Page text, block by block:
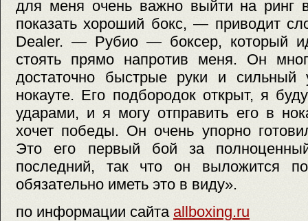
для меня очень важно выйти на ринг
показать хороший бокс, — приводит
Dealer. — Рубио — боксер, который
стоять прямо напротив меня. Он
достаточно быстрые руки и
нокауте. Его подбородок открыт, я
ударами, и я могу отправить его в
хочет победы. Он очень упорно
Это его первый бой за
последний, так что он выложится
обязательно иметь это в виду».
по информации сайта allboxing.ru